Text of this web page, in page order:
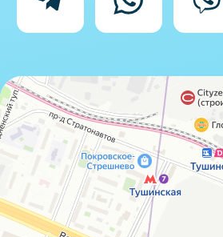
Согласие на обработку персональных